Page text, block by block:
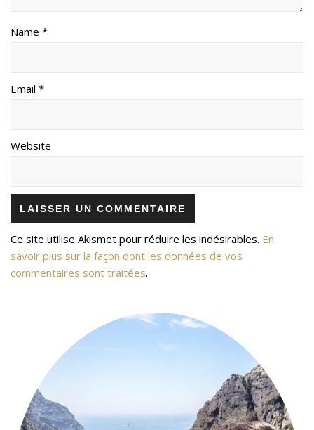
Name *
Email *
Website
Ce site utilise Akismet pour réduire les indésirables. En
savoir plus sur la façon dont les données de vos
commentaires sont traitées.